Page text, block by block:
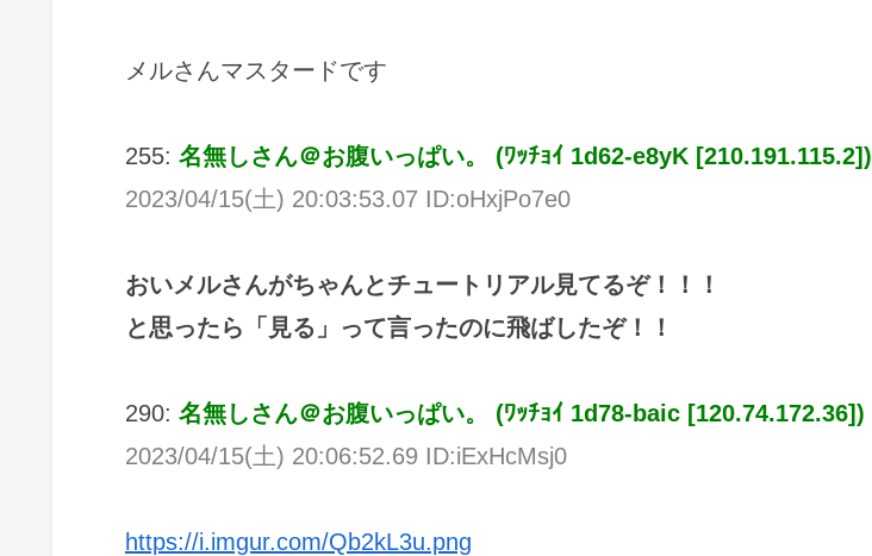
メルさんマスタードです
255: 名無しさん＠お腹いっぱい。 (ﾜｯﾁｮｲ 1d62-e8yK [210.191.115.2])
2023/04/15(土) 20:03:53.07 ID:oHxjPo7e0
おいメルさんがちゃんとチュートリアル見てるぞ！！！
と思ったら「見る」って言ったのに飛ばしたぞ！！
290: 名無しさん＠お腹いっぱい。 (ﾜｯﾁｮｲ 1d78-baic [120.74.172.36])
2023/04/15(土) 20:06:52.69 ID:iExHcMsj0
https://i.imgur.com/Qb2kL3u.png